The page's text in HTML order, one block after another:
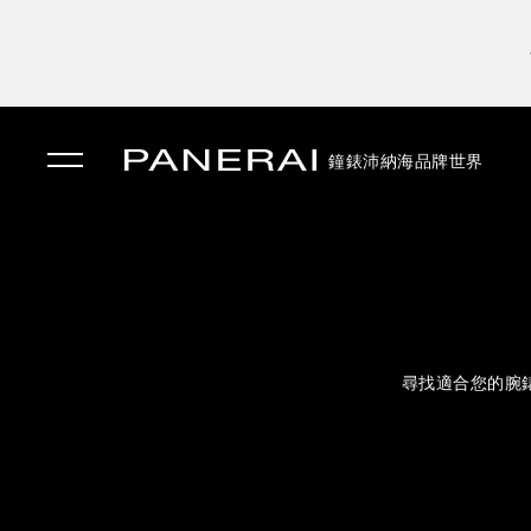
鐘錶沛納海品牌世界
尋找適合您的腕